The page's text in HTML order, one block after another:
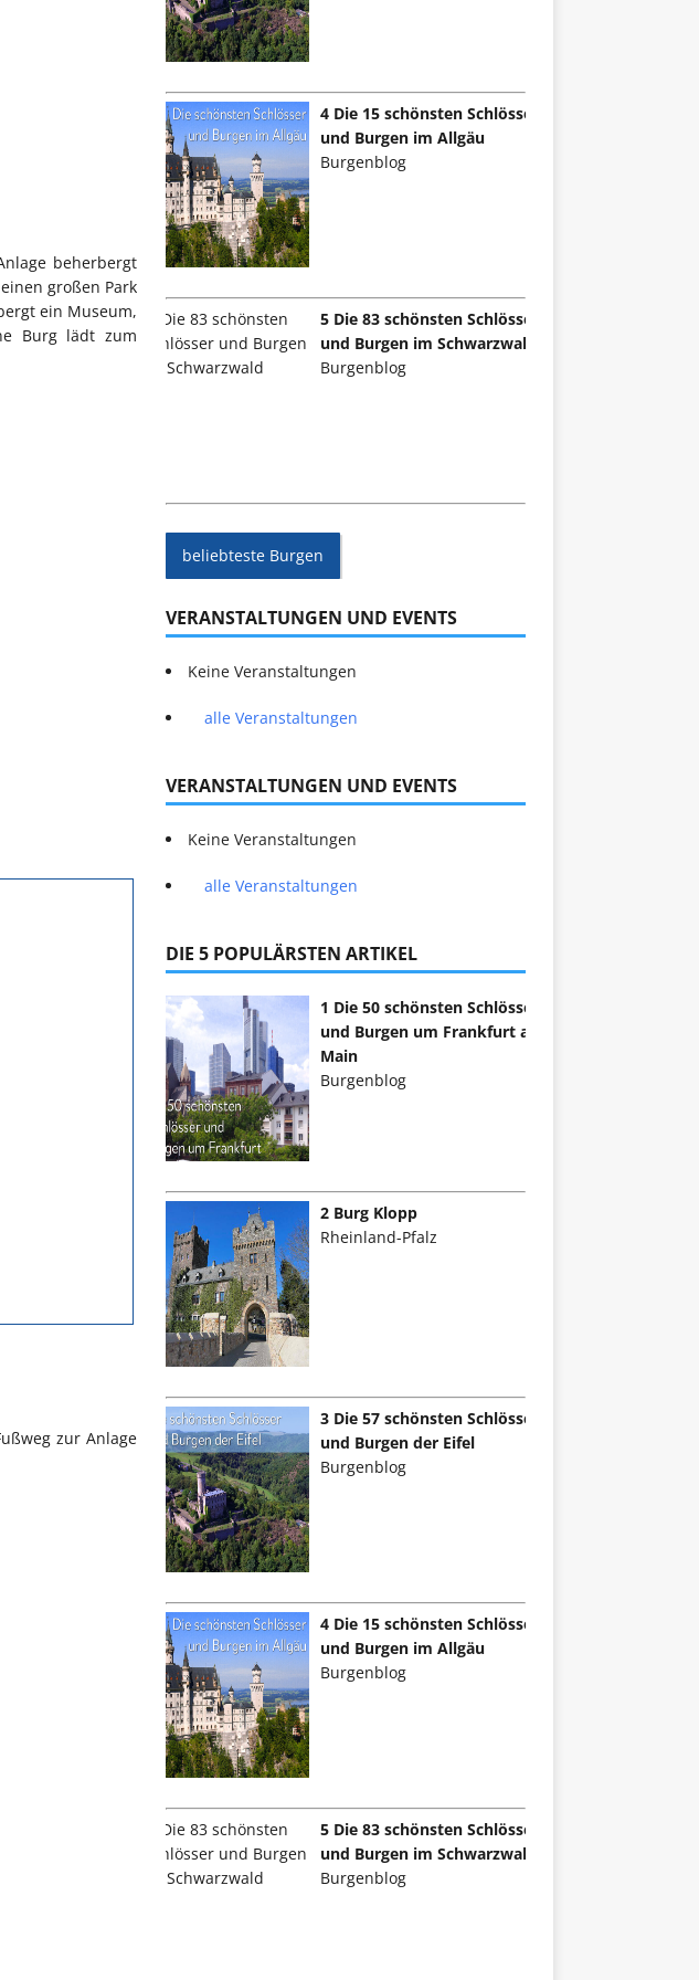
beherbergt
großen Park
ein Museum,
Burg lädt zum
zur Anlage
4 Die 15 schönsten Schlösser
und Burgen im Allgäu
Burgenblog
5 Die 83 schönsten Schlösser
und Burgen im Schwarzwald
Burgenblog
beliebteste Burgen
VERANSTALTUNGEN UND EVENTS
Keine Veranstaltungen
alle Veranstaltungen
VERANSTALTUNGEN UND EVENTS
Keine Veranstaltungen
alle Veranstaltungen
DIE 5 POPULÄRSTEN ARTIKEL
1 Die 50 schönsten Schlösser
und Burgen um Frankfurt am
Main
Burgenblog
2 Burg Klopp
Rheinland-Pfalz
3 Die 57 schönsten Schlösser
und Burgen der Eifel
Burgenblog
4 Die 15 schönsten Schlösser
und Burgen im Allgäu
Burgenblog
5 Die 83 schönsten Schlösser
und Burgen im Schwarzwald
Burgenblog